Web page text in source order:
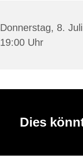
Donnerstag, 8.
19:00 Uhr
Dies